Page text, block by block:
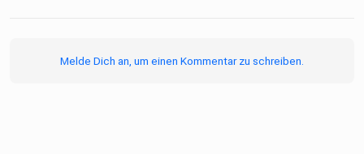
Melde Dich an, um einen Kommentar zu schreiben.